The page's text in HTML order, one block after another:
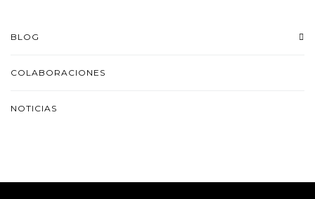
BLOG
COLABORACIONES
NOTICIAS